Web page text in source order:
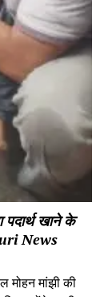
खाने के
News
मोहन मांझी की